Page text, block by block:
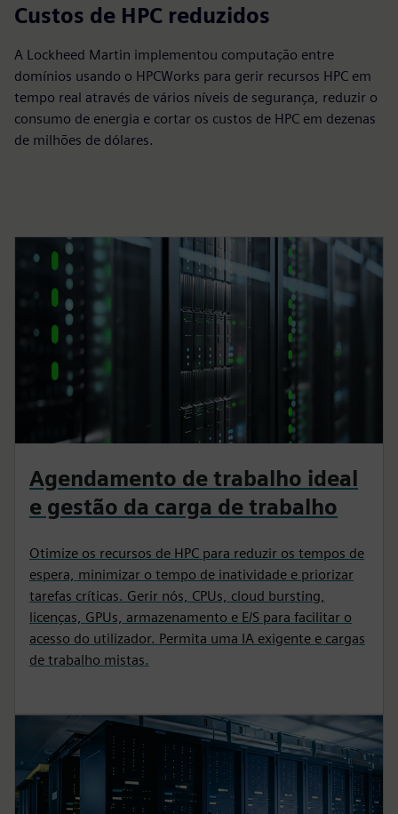
$10mil
Custos de HPC reduzidos
A Lockheed Martin implementou computação entre
domínios usando o HPCWorks para gerir recursos HPC em
tempo real através de vários níveis de segurança, reduzir o
consumo de energia e cortar os custos de HPC em dezenas
de milhões de dólares.
Agendamento de trabalho ideal
e gestão da carga de trabalho
Otimize os recursos de HPC para reduzir os tempos de
espera, minimizar o tempo de inatividade e priorizar
tarefas críticas. Gerir nós, CPUs, cloud bursting,
licenças, GPUs, armazenamento e E/S para facilitar o
acesso do utilizador. Permita uma IA exigente e cargas
de trabalho mistas.